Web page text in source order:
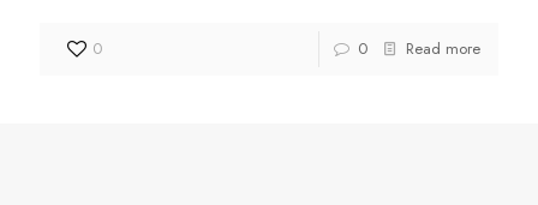
0 0 Read more